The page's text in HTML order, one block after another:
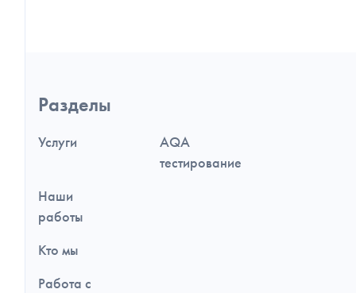
Навигация
по
и
дополнительная
Разделы
Услуги
Наши
работы
Кто мы
Работа с
AQA
тестирование